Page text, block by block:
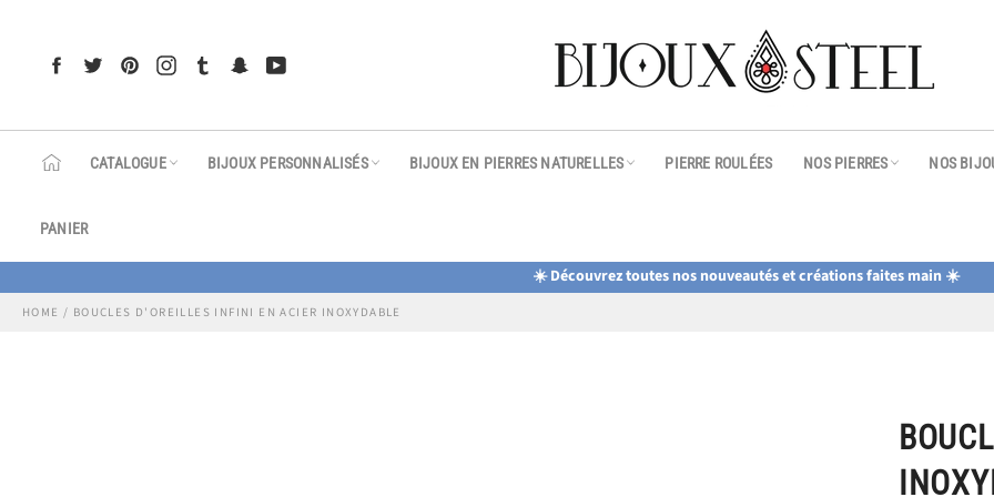
contenu
FacebookTwitterPinterest
InstagramTumblrSnapchatYouTube
CATALOGUE BIJOUX PERSONNALISÉS BIJOUX EN PIERRES NATURELLES PIERRE ROULÉES NOS PIERRES NOS
PANIER
☀️ Découvrez toutes nos nouveautés et créations faites main ☀️
HOME / BOUCLES D'OREILLES INFINI EN ACIER INOXYDABLE